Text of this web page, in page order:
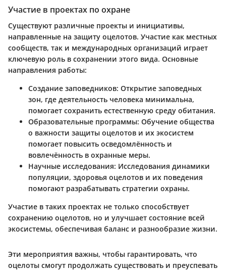
Участие в проектах по охране
Существуют различные проекты и инициативы,
направленные на защиту оцелотов. Участие как местных
сообществ, так и международных организаций играет
ключевую роль в сохранении этого вида. Основные
направления работы:
Создание заповедников: Открытие заповедных
зон, где деятельность человека минимальна,
помогает сохранить естественную среду обитания.
Образовательные программы: Обучение общества
о важности защиты оцелотов и их экосистем
помогает повысить осведомлённость и
вовлечённость в охранные меры.
Научные исследования: Исследования динамики
популяции, здоровья оцелотов и их поведения
помогают разрабатывать стратегии охраны.
Участие в таких проектах не только способствует
сохранению оцелотов, но и улучшает состояние всей
экосистемы, обеспечивая баланс и разнообразие жизни.
Эти мероприятия важны, чтобы гарантировать, что
оцелоты смогут продолжать существовать и преуспевать